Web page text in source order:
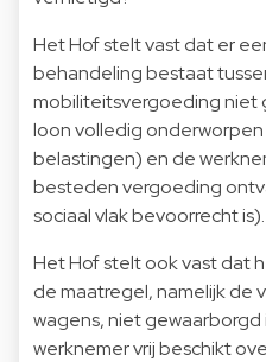
Het Hof stelt vast dat er
behandeling bestaat
mobiliteitsvergoeding niet
loon volledig onderworpen
belastingen) en de
besteden vergoeding
sociaal vlak bevoorrecht is).
Het Hof stelt ook vast dat
de maatregel, namelijk de
wagens, niet gewaarborgd
werknemer vrij beschikt